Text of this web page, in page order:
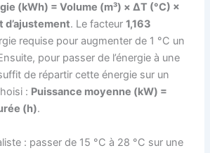
(kWh) = Volume (m³) × ΔT (°C) ×
d’ajustement. Le facteur1,163
requise pour augmenter de 1 °C un
pour passer de l’énergie à une
de répartir cette énergie sur un
: Puissance moyenne (kW) =
(h).
: passer de 15 °C à 28 °C sur une